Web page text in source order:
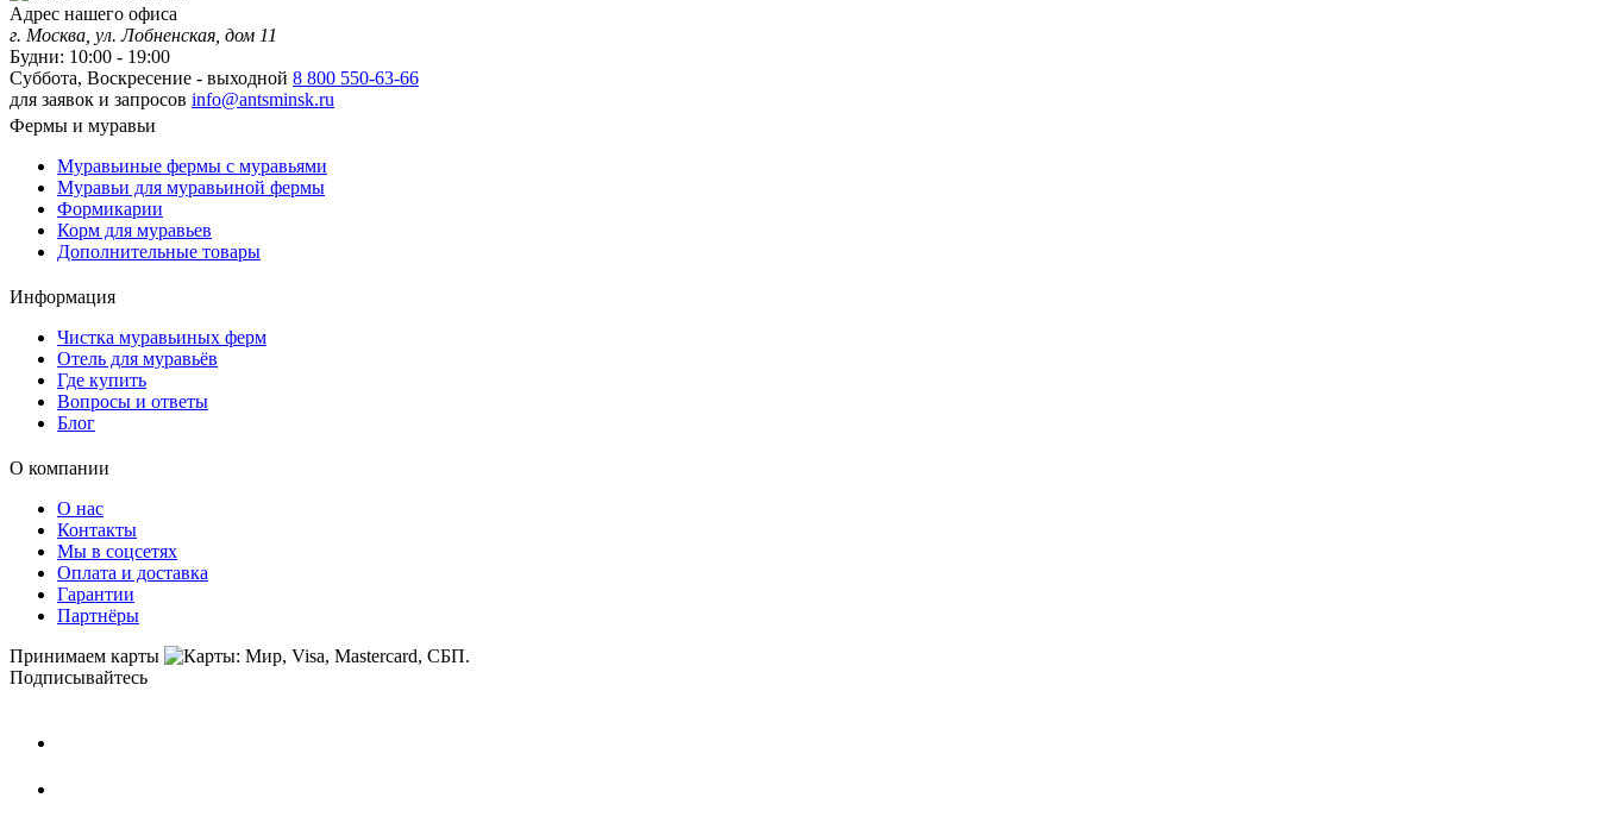
Адрес нашего офиса
г. Москва, ул. Лобненская, дом 11
Будни: 10:00 - 19:00
Суббота, Воскресение - выходной 8 800 550-63-66
для заявок и запросов info@antsminsk.ru
Фермы и муравьи
Муравьиные фермы с муравьями
Муравьи для муравьиной фермы
Формикарии
Корм для муравьев
Дополнительные товары
Информация
Чистка муравьиных ферм
Отель для муравьёв
Где купить
Вопросы и ответы
Блог
О компании
О нас
Контакты
Мы в соцсетях
Оплата и доставка
Гарантии
Партнёры
Принимаем карты
Подписывайтесь